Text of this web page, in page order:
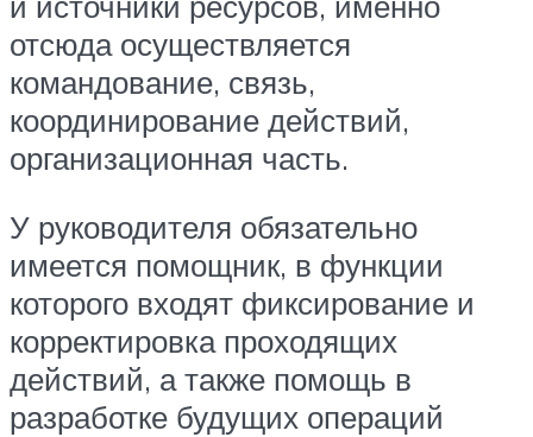
отсюда осуществляется
командование, связь,
координирование действий,
организационная часть.
У руководителя обязательно
имеется помощник, в функции
которого входят фиксирование и
корректировка проходящих
действий, а также помощь в
разработке будущих операций